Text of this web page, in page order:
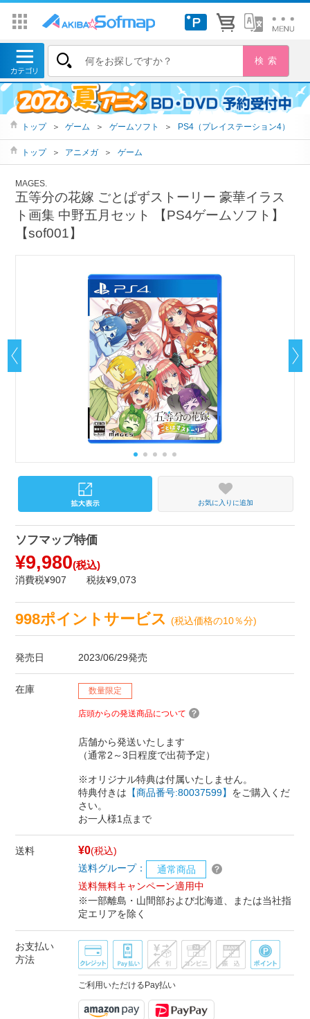
トップ ＞ ゲーム ＞ ゲームソフト ＞ PS4（プレイステーション4）
トップ ＞ アニメガ ＞ ゲーム
MAGES.
五等分の花嫁 ごとぱずストーリー 豪華イラス
ト画集 中野五月セット 【PS4ゲームソフト】
【sof001】
お気に入りに追加
ソフマップ特価
¥9,980(税込)
消費税¥907 税抜¥9,073
998ポイントサービス(税込価格の10％分)
発売日 2023/06/29発売
在庫 数量限定
店頭からの発送商品について
店舗から発送いたします
（通常2～3日程度で出荷予定）
※オリジナル特典は付属いたしません。
特典付きは 【商品番号:80037599】 をご購入くだ
さい。
お一人様1点まで
送料 ¥0(税込)
送料グループ：
通常商品
送料無料キャンペーン適用中
※一部離島・山間部および北海道、または当社指
定エリアを除く
お支払い
方法
ご利用いただけるPay払い